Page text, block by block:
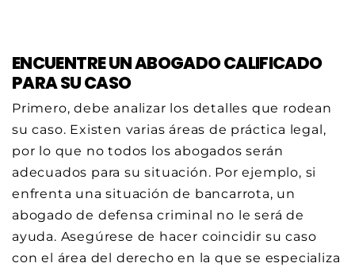
ENCUENTRE UN ABOGADO CALIFICADO
PARA SU CASO
Primero, debe analizar los detalles que rodean
su caso. Existen varias áreas de práctica legal,
por lo que no todos los abogados serán
adecuados para su situación. Por ejemplo, si
enfrenta una situación de bancarrota, un
abogado de defensa criminal no le será de
ayuda. Asegúrese de hacer coincidir su caso
con el área del derecho en la que se especializa